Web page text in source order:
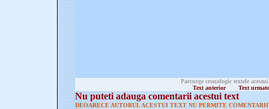
Parcurge cronologic textele
Text anterior
Text
Nu puteti adauga comentarii acestui text
DEOARECE AUTORUL ACESTUI TEXT NU PERMITE